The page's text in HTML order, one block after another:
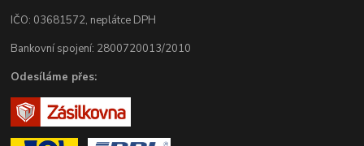
IČO: 03681572, neplátce DPH
Bankovní spojení: 2800720013/2010
Odesíláme přes: